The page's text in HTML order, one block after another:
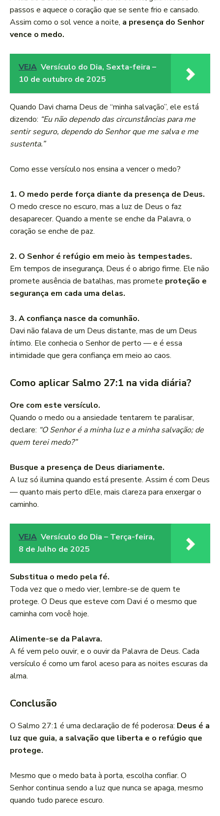
passos e aquece o coração que se sente frio e cansado.
Assim como o sol vence a noite, a presença do Senhor
vence o medo.
VEJA Versículo do Dia, Sexta-feira –
10 de outubro de 2025
Quando Davi chama Deus de “minha salvação”, ele está
dizendo: “Eu não dependo das circunstâncias para me
sentir seguro, dependo do Senhor que me salva e me
sustenta.”
Como esse versículo nos ensina a vencer o medo?
1. O medo perde força diante da presença de Deus.
O medo cresce no escuro, mas a luz de Deus o faz
desaparecer. Quando a mente se enche da Palavra, o
coração se enche de paz.
2. O Senhor é refúgio em meio às tempestades.
Em tempos de insegurança, Deus é o abrigo firme. Ele não
promete ausência de batalhas, mas promete proteção e
segurança em cada uma delas.
3. A confiança nasce da comunhão.
Davi não falava de um Deus distante, mas de um Deus
íntimo. Ele conhecia o Senhor de perto — e é essa
intimidade que gera confiança em meio ao caos.
Como aplicar Salmo 27:1 na vida diária?
Ore com este versículo.
Quando o medo ou a ansiedade tentarem te paralisar,
declare: “O Senhor é a minha luz e a minha salvação; de
quem terei medo?”
Busque a presença de Deus diariamente.
A luz só ilumina quando está presente. Assim é com Deus
— quanto mais perto dEle, mais clareza para enxergar o
caminho.
VEJA Versículo do Dia – Terça-feira,
8 de Julho de 2025
Substitua o medo pela fé.
Toda vez que o medo vier, lembre-se de quem te
protege. O Deus que esteve com Davi é o mesmo que
caminha com você hoje.
Alimente-se da Palavra.
A fé vem pelo ouvir, e o ouvir da Palavra de Deus. Cada
versículo é como um farol aceso para as noites escuras da
alma.
Conclusão
O Salmo 27:1 é uma declaração de fé poderosa: Deus é a
luz que guia, a salvação que liberta e o refúgio que
protege.
Mesmo que o medo bata à porta, escolha confiar. O
Senhor continua sendo a luz que nunca se apaga, mesmo
quando tudo parece escuro.